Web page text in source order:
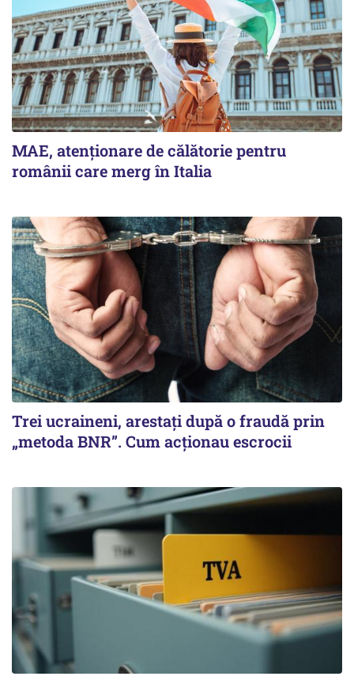
MAE, atenționare de călătorie pentru
românii care merg în Italia
Trei ucraineni, arestați după o fraudă prin
„metoda BNR”. Cum acționau escrocii